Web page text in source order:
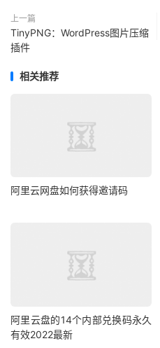
上一篇
TinyPNG：WordPress图片压缩
插件
相关推荐
阿里云网盘如何获得邀请码
阿里云盘的14个内部兑换码永久
有效2022最新